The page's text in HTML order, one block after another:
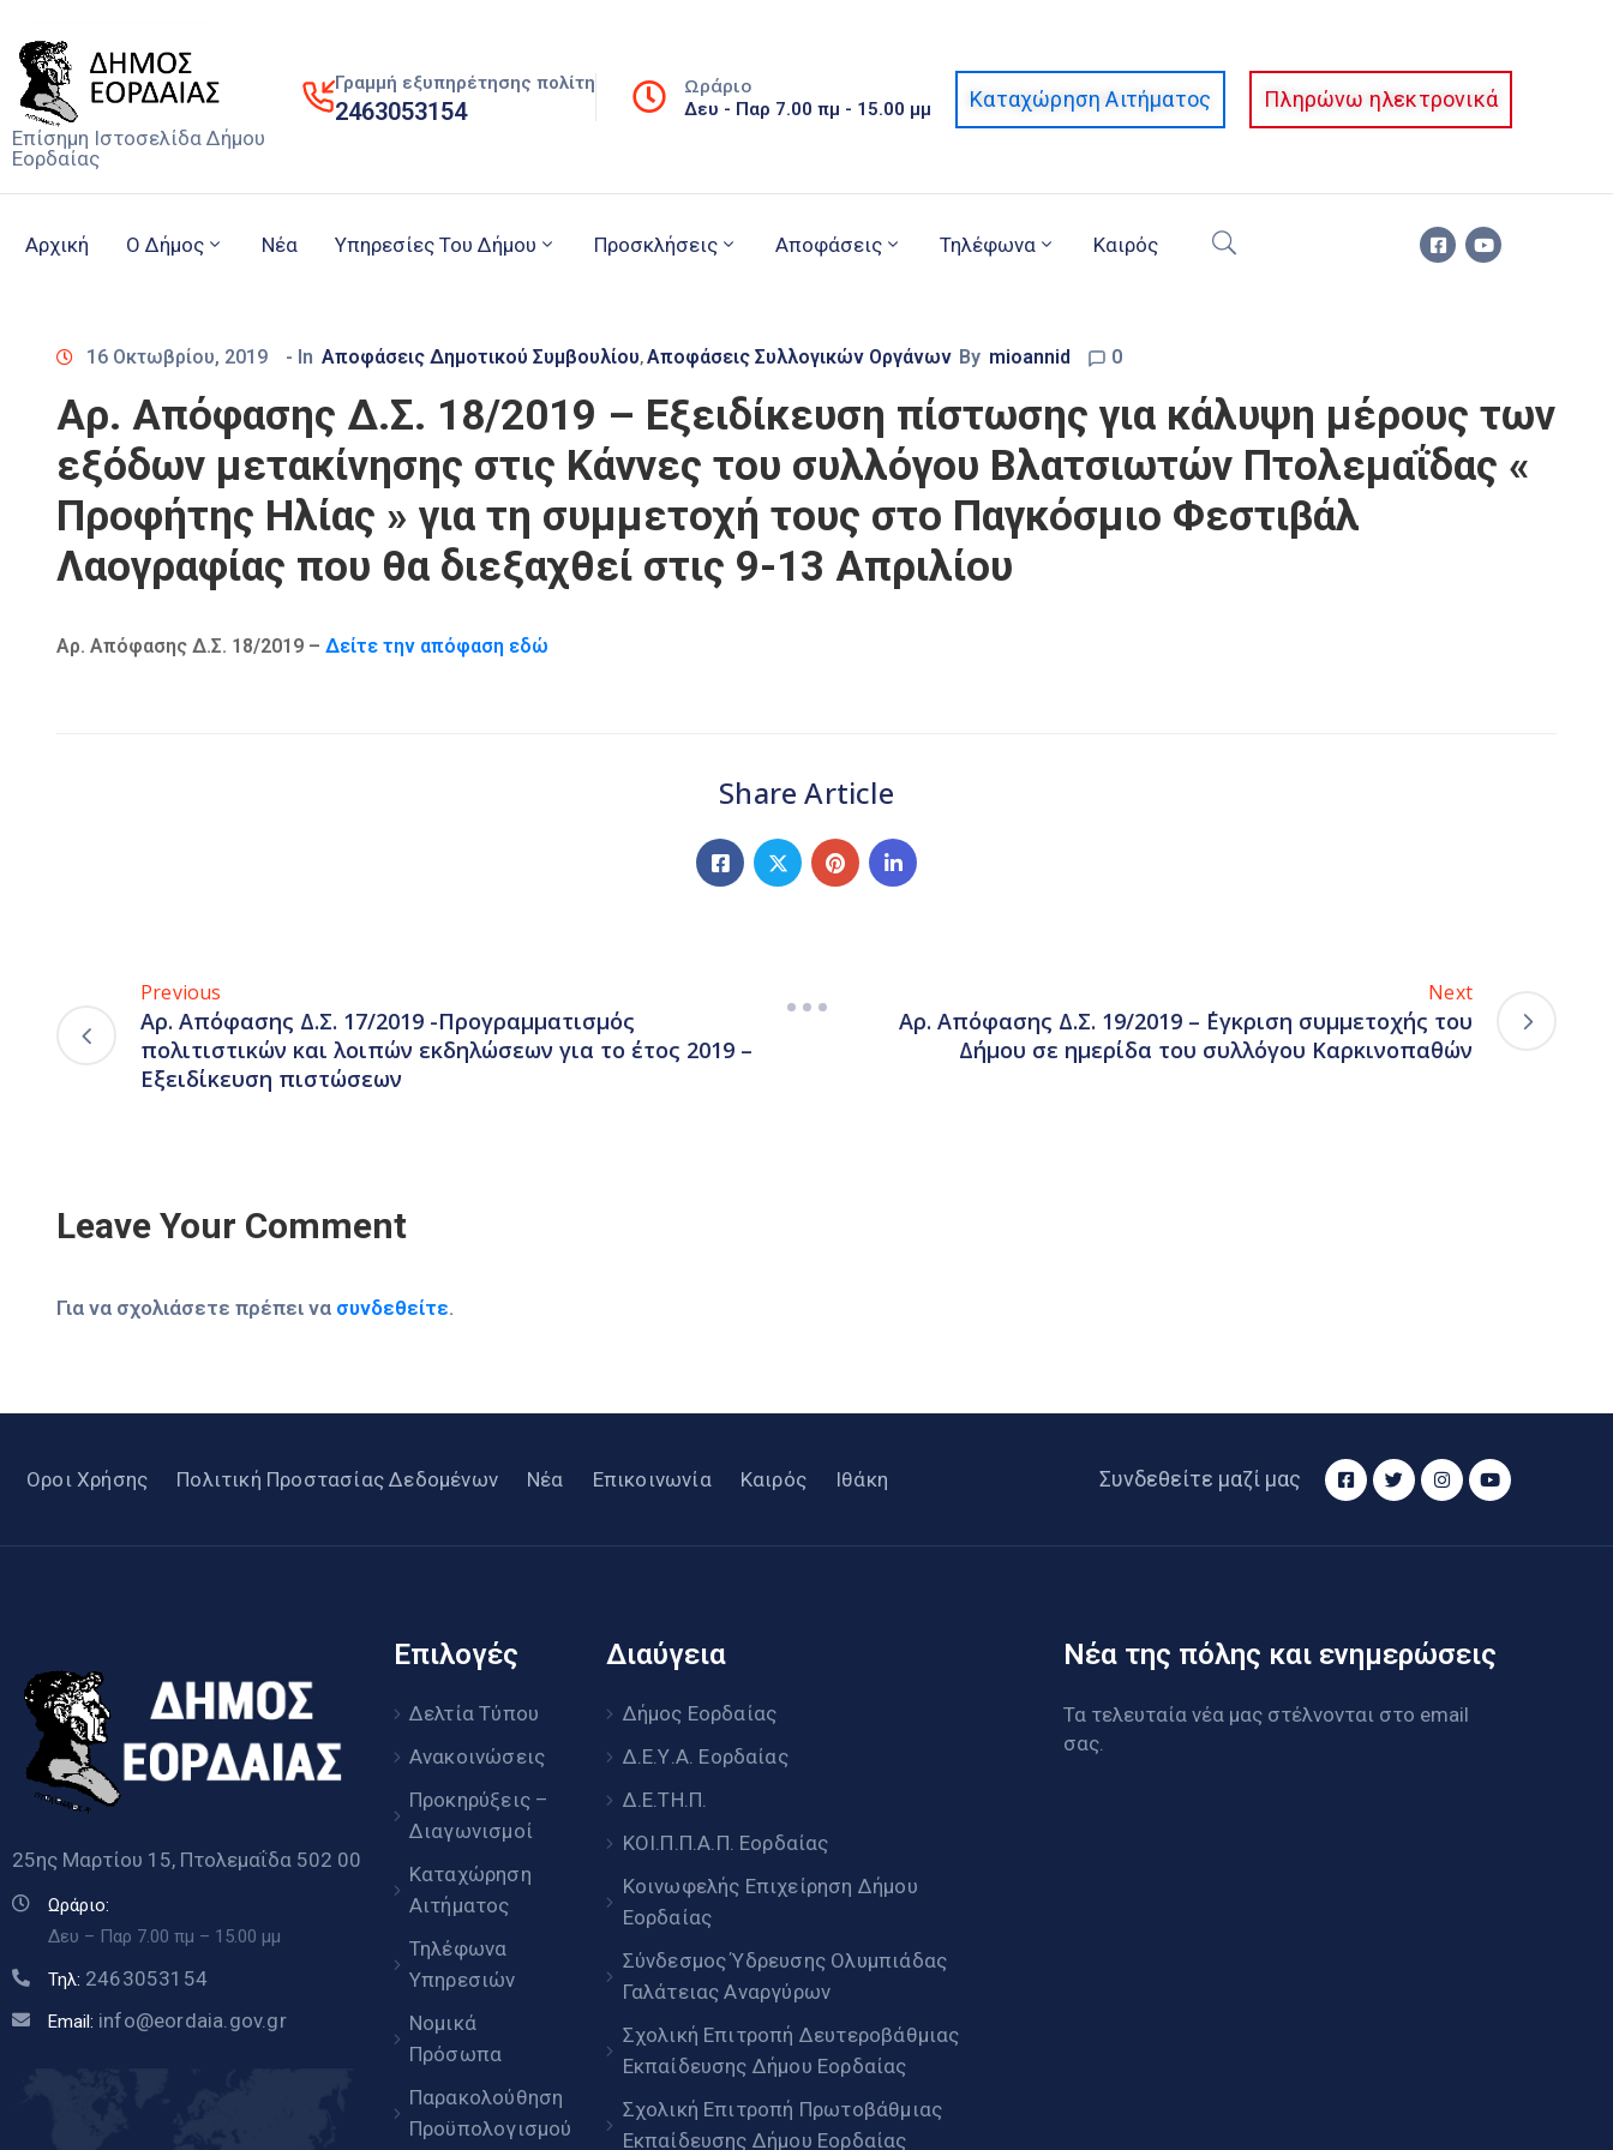
Επίσημη Ιστοσελίδα Δήμου
Εορδαίας
Γραμμή εξυπηρέτησης πολίτη
2463053154
Ωράριο
Δευ - Παρ 7.00 πμ - 15.00 μμ Καταχώρηση Αιτήματος Πληρώνω ηλεκτρονικά
Αρχική Ο Δήμος Νέα Υπηρεσίες Του Δήμου Προσκλήσεις Αποφάσεις Τηλέφωνα Καιρός
16 Οκτωβρίου, 2019 - In Αποφάσεις Δημοτικού Συμβουλίου‚Αποφάσεις Συλλογικών Οργάνων By mioannid 0
Αρ. Απόφασης Δ.Σ. 18/2019 – Εξειδίκευση πίστωσης για κάλυψη μέρους των
εξόδων μετακίνησης στις Κάννες του συλλόγου Βλατσιωτών Πτολεμαΐδας «
Προφήτης Ηλίας » για τη συμμετοχή τους στο Παγκόσμιο Φεστιβάλ
Λαογραφίας που θα διεξαχθεί στις 9-13 Απριλίου
Αρ. Απόφασης Δ.Σ. 18/2019 – Δείτε την απόφαση εδώ
Share Article
Previous
Αρ. Απόφασης Δ.Σ. 17/2019 -Προγραμματισμός
πολιτιστικών και λοιπών εκδηλώσεων για το έτος 2019 –
Εξειδίκευση πιστώσεων
Next
Αρ. Απόφασης Δ.Σ. 19/2019 – ΄Εγκριση συμμετοχής του
Δήμου σε ημερίδα του συλλόγου Καρκινοπαθών
Leave Your Comment
Για να σχολιάσετε πρέπει να συνδεθείτε.
Οροι Χρήσης Πολιτική Προστασίας Δεδομένων Νέα Επικοινωνία Καιρός Ιθάκη Συνδεθείτε μαζί μας
25ης Μαρτίου 15, Πτολεμαΐδα 502 00
Ωράριο:
Δευ – Παρ 7.00 πμ – 15.00 μμ
Τηλ: 2463053154
Email: info@eordaia.gov.gr
Επιλογές
Δελτία Τύπου
Ανακοινώσεις
Προκηρύξεις –
Διαγωνισμοί
Καταχώρηση
Αιτήματος
Τηλέφωνα
Υπηρεσιών
Νομικά
Πρόσωπα
Παρακολούθηση
Προϋπολογισμού
Διαύγεια
Δήμος Εορδαίας
Δ.Ε.Υ.Α. Εορδαίας
Δ.Ε.ΤΗ.Π.
ΚΟΙ.Π.Π.Α.Π. Εορδαίας
Κοινωφελής Επιχείρηση Δήμου
Εορδαίας
Σύνδεσμος Ύδρευσης Ολυμπιάδας
Γαλάτειας Αναργύρων
Σχολική Επιτροπή Δευτεροβάθμιας
Εκπαίδευσης Δήμου Εορδαίας
Σχολική Επιτροπή Πρωτοβάθμιας
Εκπαίδευσης Δήμου Εορδαίας
Νέα της πόλης και ενημερώσεις
Τα τελευταία νέα μας στέλνονται στο email
σας.